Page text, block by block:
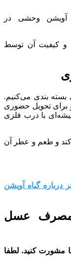
وحشی در
و کیفیت آن توسط
بندی می‌کنیم.
برای تحویل حضوری
با درب فلزی
و طعم و عطر آن
درباره گیاه آویشن
مصرف عسل
مشورت کنید. لطفا